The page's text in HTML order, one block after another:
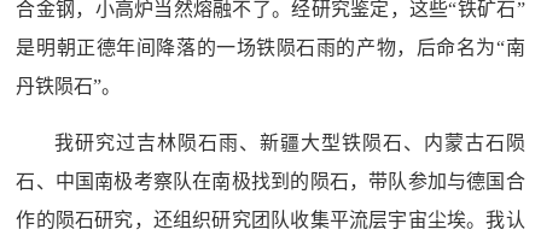
合金钢，小高炉当然熔融不了。经研究鉴定，这些“铁矿石”
是明朝正德年间降落的一场铁陨石雨的产物，后命名为“南
丹铁陨石”。
我研究过吉林陨石雨、新疆大型铁陨石、内蒙古石陨
石、中国南极考察队在南极找到的陨石，带队参加与德国合
作的陨石研究，还组织研究团队收集平流层宇宙尘埃。我认